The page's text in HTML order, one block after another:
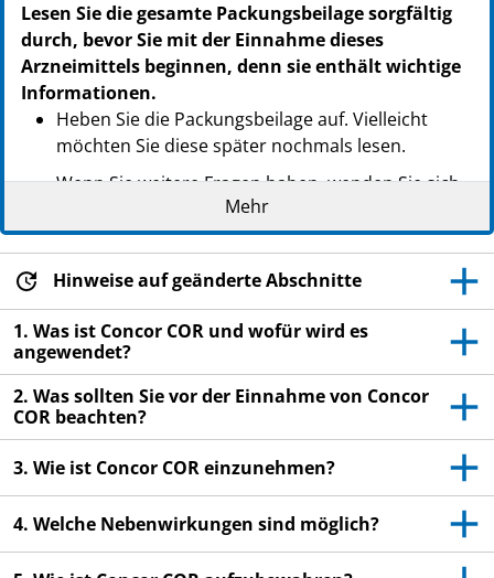
Lesen Sie die gesamte Packungsbeilage sorgfältig
durch, bevor Sie mit der Einnahme dieses
Arzneimittels beginnen, denn sie enthält wichtige
Informationen.
Heben Sie die Packungsbeilage auf. Vielleicht
möchten Sie diese später nochmals lesen.
Wenn Sie weitere Fragen haben, wenden Sie sich
an Ihren Arzt oder Apotheker.
Dieses Arzneimittel wurde Ihnen persönlich
verschrieben. Geben Sie es nicht an Dritte weiter.
diese die gleichen Beschwerden haben wie Sie.
Wenn Sie Nebenwirkungen bemerken, wenden Sie
sich an Ihren Arzt oder Apotheker. Dies gilt auch
für Nebenwirkungen, die nicht in dieser
Packungsbeilage angegeben sind. Siehe Abschnitt
4.
Mehr
Hinweise auf geänderte Abschnitte
1. Was ist Concor COR und wofür wird es
angewendet?
2. Was sollten Sie vor der Einnahme von Concor
COR beachten?
3. Wie ist Concor COR einzunehmen?
4. Welche Nebenwirkungen sind möglich?